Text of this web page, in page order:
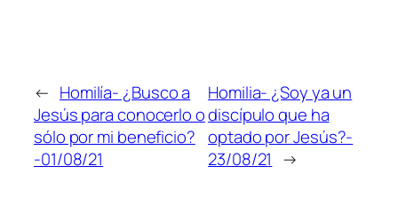
← Homilía- ¿Busco a
Jesús para conocerlo o
sólo por mi beneficio?
-01/08/21
Homilia- ¿Soy ya un
discípulo que ha
optado por Jesús?-
23/08/21 →